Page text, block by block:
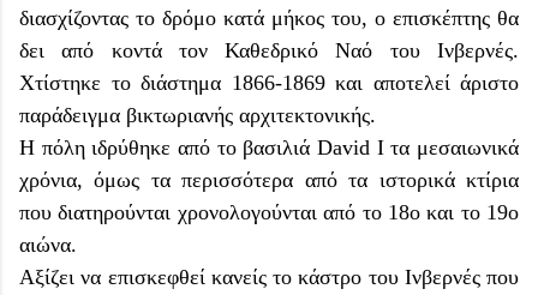
διασχίζοντας το δρόμο κατά μήκος του, ο επισκέπτης θα
δει από κοντά τον Καθεδρικό Ναό του Ινβερνές.
Χτίστηκε το διάστημα 1866-1869 και αποτελεί άριστο
παράδειγμα βικτωριανής αρχιτεκτονικής.
Η πόλη ιδρύθηκε από το βασιλιά David I τα μεσαιωνικά
χρόνια, όμως τα περισσότερα από τα ιστορικά κτίρια
που διατηρούνται χρονολογούνται από το 18ο και το 19ο
αιώνα.
Αξίζει να επισκεφθεί κανείς το κάστρο του Ινβερνές που